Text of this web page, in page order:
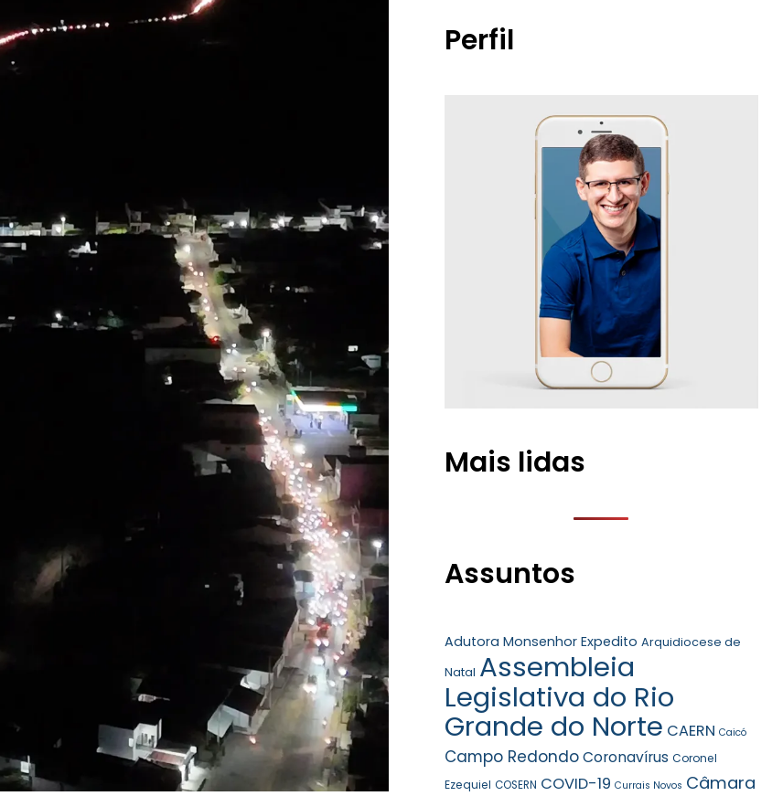
Perfil
Mais lidas
Assuntos
Adutora Monsenhor Expedito Arquidiocese de
Natal Assembleia
Legislativa do Rio
Grande do Norte CAERN Caicó
Campo Redondo Coronavírus Coronel
Ezequiel COSERN COVID-19 Currais Novos Câmara